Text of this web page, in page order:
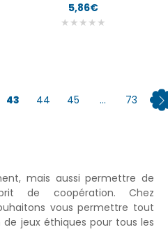
5,86€
★ ★ ★ ★ ★
43 44 45 ... 73
mais aussi permettre de
de coopération. Chez
vous permettre tout
jeux éthiques pour tous les